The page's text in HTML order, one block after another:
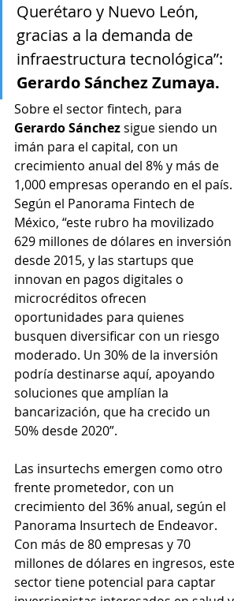
Querétaro y Nuevo León,
gracias a la demanda de
infraestructura tecnológica”:
Gerardo Sánchez Zumaya.
Sobre el sector fintech, para
Gerardo Sánchez sigue siendo un
imán para el capital, con un
crecimiento anual del 8% y más de
1,000 empresas operando en el país.
Según el Panorama Fintech de
México, “este rubro ha movilizado
629 millones de dólares en inversión
desde 2015, y las startups que
innovan en pagos digitales o
microcréditos ofrecen
oportunidades para quienes
busquen diversificar con un riesgo
moderado. Un 30% de la inversión
podría destinarse aquí, apoyando
soluciones que amplían la
bancarización, que ha crecido un
50% desde 2020”.
Las insurtechs emergen como otro
frente prometedor, con un
crecimiento del 36% anual, según el
Panorama Insurtech de Endeavor.
Con más de 80 empresas y 70
millones de dólares en ingresos, este
sector tiene potencial para captar